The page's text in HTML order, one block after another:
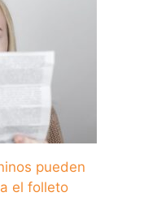
pueden
el folleto